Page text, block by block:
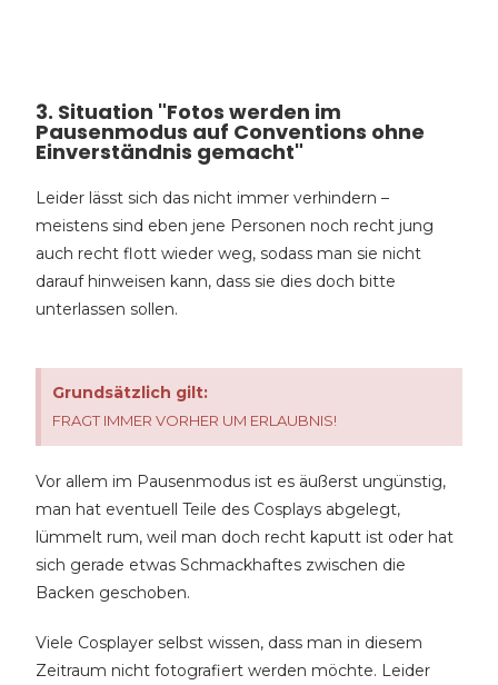
3. Situation "Fotos werden im
Pausenmodus auf Conventions ohne
Einverständnis gemacht"
Leider lässt sich das nicht immer verhindern –
meistens sind eben jene Personen noch recht jung
auch recht flott wieder weg, sodass man sie nicht
darauf hinweisen kann, dass sie dies doch bitte
unterlassen sollen.
Grundsätzlich gilt:
FRAGT IMMER VORHER UM ERLAUBNIS!
Vor allem im Pausenmodus ist es äußerst ungünstig,
man hat eventuell Teile des Cosplays abgelegt,
lümmelt rum, weil man doch recht kaputt ist oder hat
sich gerade etwas Schmackhaftes zwischen die
Backen geschoben.
Viele Cosplayer selbst wissen, dass man in diesem
Zeitraum nicht fotografiert werden möchte. Leider